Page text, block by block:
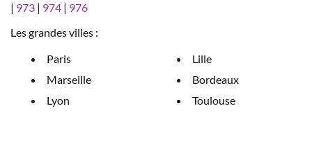
| 973 | 974 | 976
Les grandes villes :
Paris
Marseille
Lyon
Lille
Bordeaux
Toulouse